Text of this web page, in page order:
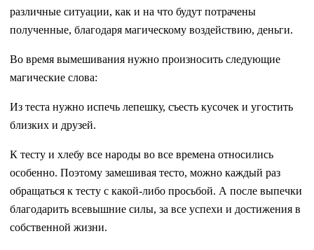
различные ситуации, как и на что будут потрачены
полученные, благодаря магическому воздействию, деньги.
Во время вымешивания нужно произносить следующие
магические слова:
Из теста нужно испечь лепешку, съесть кусочек и угостить
близких и друзей.
К тесту и хлебу все народы во все времена относились
особенно. Поэтому замешивая тесто, можно каждый раз
обращаться к тесту с какой-либо просьбой. А после выпечки
благодарить всевышние силы, за все успехи и достижения в
собственной жизни.